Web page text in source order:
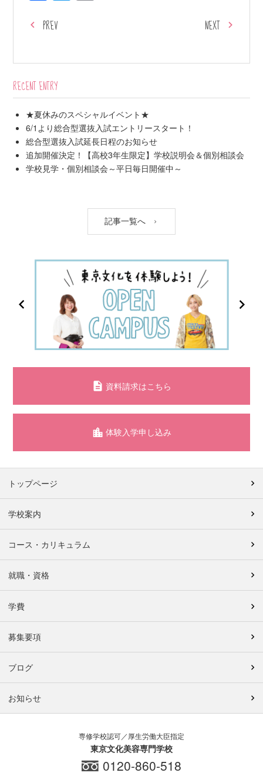
PREV NEXT
RECENT ENTRY
★夏休みのスペシャルイベント★
6/1より総合型選抜入試エントリースタート！
総合型選抜入試延長日程のお知らせ
追加開催決定！【高校3年生限定】学校説明会＆個別相談会
学校見学・個別相談会～平日毎日開催中～
記事一覧へ
資料請求はこちら
体験入学申し込み
トップページ
学校案内
コース・カリキュラム
就職・資格
学費
募集要項
ブログ
お知らせ
専修学校認可／厚生労働大臣指定
東京文化美容専門学校
0120-860-518